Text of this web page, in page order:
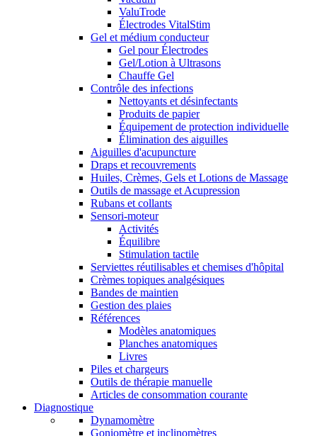
ValuTrode
Électrodes VitalStim
Gel et médium conducteur
Gel pour Électrodes
Gel/Lotion à Ultrasons
Chauffe Gel
Contrôle des infections
Nettoyants et désinfectants
Produits de papier
Équipement de protection individuelle
Élimination des aiguilles
Aiguilles d'acupuncture
Draps et recouvrements
Huiles, Crèmes, Gels et Lotions de Massage
Outils de massage et Acupression
Rubans et collants
Sensori-moteur
Activités
Équilibre
Stimulation tactile
Serviettes réutilisables et chemises d'hôpital
Crèmes topiques analgésiques
Bandes de maintien
Gestion des plaies
Références
Modèles anatomiques
Planches anatomiques
Livres
Piles et chargeurs
Outils de thérapie manuelle
Articles de consommation courante
Diagnostique
Dynamomètre
Goniomètre et inclinomètres